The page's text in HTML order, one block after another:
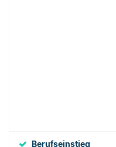
Berufseinstieg